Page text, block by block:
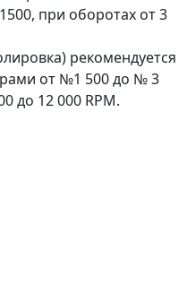
при оборотах от 3
рекомендуется
от №1 500 до № 3
до 12 000 RPM.